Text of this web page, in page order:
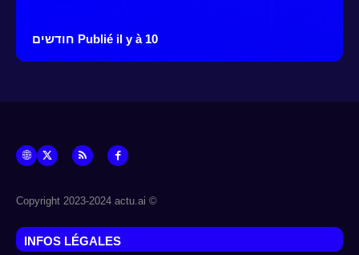
Publié il y à 10 חודשים
© Copyright 2023-2024 actu.ai
INFOS LÉGALES